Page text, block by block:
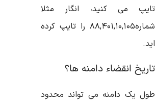
می کنید، انگار مثلا
شماره۸۸,۴۰۱,۱۰,۱۰۵ را تایپ کرده
انقضاء دامنه ها؟
یک دامنه می تواند محدود